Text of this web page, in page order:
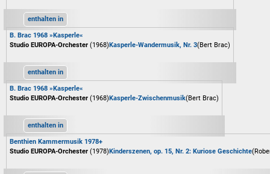
enthalten in
B. Brac 1968 »Kasperle«
Studio EUROPA-Orchester (1968)Kasperle-Wandermusik, Nr. 3(Bert Brac)
enthalten in
B. Brac 1968 »Kasperle«
Studio EUROPA-Orchester (1968)Kasperle-Zwischenmusik(Bert Brac)
enthalten in
Benthien Kammermusik 1978+
Studio EUROPA-Orchester (1978)Kinderszenen, op. 15, Nr. 2: Kuriose Geschichte